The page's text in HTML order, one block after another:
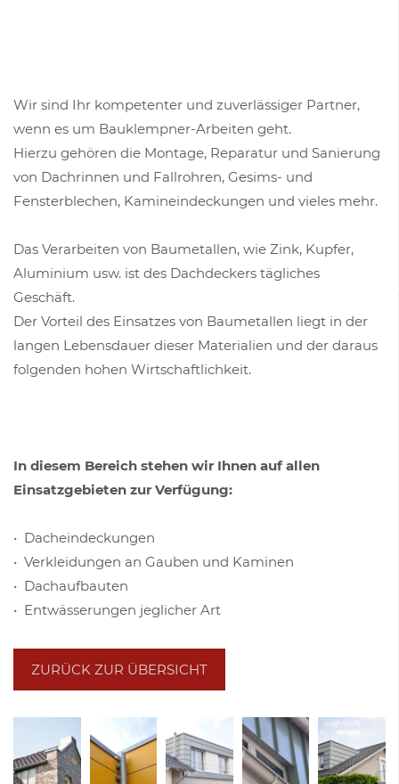
Wir sind Ihr kompetenter und zuverlässiger Partner,
wenn es um Bauklempner-Arbeiten geht.
Hierzu gehören die Montage, Reparatur und Sanierung
von Dachrinnen und Fallrohren, Gesims- und
Fensterblechen, Kamineindeckungen und vieles mehr.
Das Verarbeiten von Baumetallen, wie Zink, Kupfer,
Aluminium usw. ist des Dachdeckers tägliches
Geschäft.
Der Vorteil des Einsatzes von Baumetallen liegt in der
langen Lebensdauer dieser Materialien und der daraus
folgenden hohen Wirtschaftlichkeit.
In diesem Bereich stehen wir Ihnen auf allen
Einsatzgebieten zur Verfügung:
• Dacheindeckungen
• Verkleidungen an Gauben und Kaminen
• Dachaufbauten
• Entwässerungen jeglicher Art
ZURÜCK ZUR ÜBERSICHT